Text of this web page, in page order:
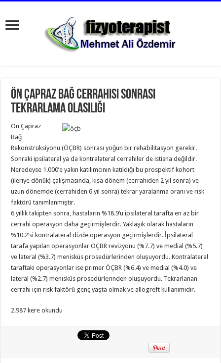
Ön çapraz bağ cerrahisi sonrası
tekrarlama olasılığı
Ön Çapraz
Bağ
Rekonstrüksiyonu (ÖÇBR) sonrası yoğun bir rehabilitasyon gerekir.
Sonraki ipsilateral ya da kontralateral cerrahiler de istisna değildir.
Neredeyse 1.000’e yakın katılımcının katıldığı bu prospektif kohort
(ileriye dönük) çalışmasında, kısa dönem (cerrahiden 2 yıl sonra) ve
uzun dönemde (cerrahiden 6 yıl sonra) tekrar yaralanma oranı ve risk
faktörü tanımlanmıştır.
6 yıllık takipten sonra, hastaların %18.9’u ipsilateral tarafta en az bir
cerrahi operasyon daha geçirmişlerdir. Yaklaşık olarak hastaların
%10.2’si kontralateral dizde operasyon geçirmişlerdir. İpsilateral
tarafa yapılan operasyonlar ÖÇBR revizyonu (%7.7) ve medial (%5.7)
ve lateral (%3.7) menisküs prosedürlerinden oluşuyordu. Kontralateral
taraftaki operasyonlar ise primer ÖÇBR (%6.4) ve medial (%4.0) ve
lateral (%2.7) menisküs prosedürlerinden oluşuyordu. Tekrarlanan
cerrahi için risk faktörü genç yaşta olmak ve allogreft kullanımıdır.
2.987 kere okundu